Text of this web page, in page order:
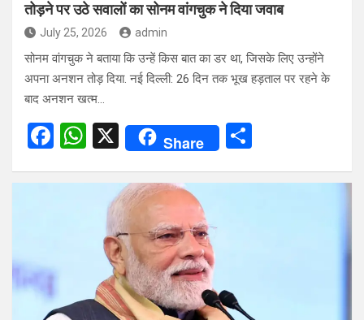
तोड़ने पर उठे सवालों का सोनम वांगचुक ने दिया जवाब
July 25, 2026 admin
सोनम वांगचुक ने बताया कि उन्हें किस बात का डर था, जिसके लिए उन्होंने
अपना अनशन तोड़ दिया. नई दिल्ली: 26 दिन तक भूख हड़ताल पर रहने के
बाद अनशन खत्म…
F
ce
o
k
W
at
p
X Share
ar